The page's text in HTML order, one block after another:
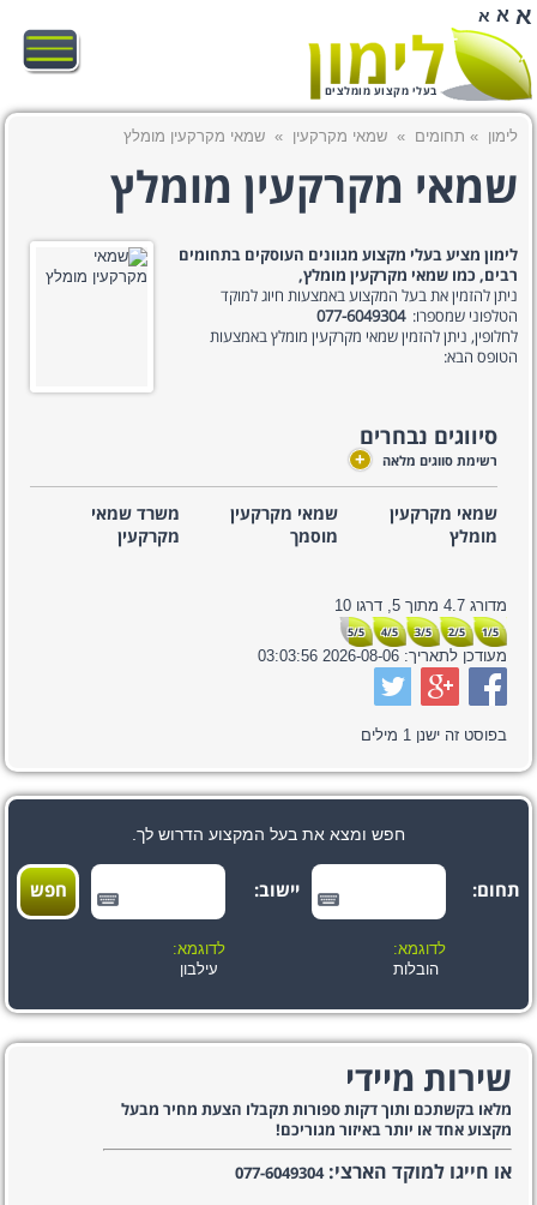
א א א
בעלי מקצוע מומלצים
לימון » תחומים » שמאי מקרקעין » שמאי מקרקעין מומלץ
שמאי מקרקעין מומלץ
לימון מציע בעלי מקצוע מגוונים העוסקים בתחומים
רבים, כמו שמאי מקרקעין מומלץ,
ניתן להזמין את בעל המקצוע באמצעות חיוג למוקד
הטלפוני שמספרו:077-6049304
לחלופין, ניתן להזמין שמאי מקרקעין מומלץ באמצעות
הטופס הבא:
סיווגים נבחרים
רשימת סווגים מלאה +
שמאי מקרקעין
מומלץ
שמאי מקרקעין
מוסמך
משרד שמאי
מקרקעין
מדורג4.7 מתוך5, דרגו10
1/5
2/5
3/5
4/5
5/5
מעודכן לתאריך:2026-08-06 03:03:56
בפוסט זה ישנן1 מילים
חפש ומצא את בעל המקצוע הדרוש לך.
תחום:
לדוגמא:
הובלות
יישוב:
לדוגמא:
עילבון
שירות מיידי
מלאו בקשתכם ותוך דקות ספורות תקבלו הצעת מחיר מבעל
מקצוע אחד או יותר באיזור מגוריכם!
או חייגו למוקד הארצי: 077-6049304